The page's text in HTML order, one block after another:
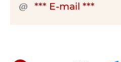
*** E-mail ***